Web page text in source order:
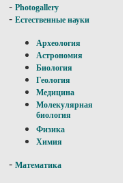
- Photogallery
- Естественные науки
Археология
Астрономия
Биология
Геология
Медицина
Молекулярная
биология
Физика
Химия
- Математика